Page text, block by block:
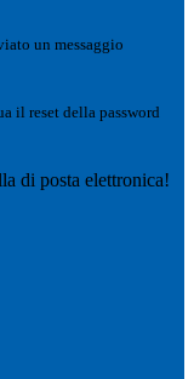
un messaggio
il reset della password
di posta elettronica!